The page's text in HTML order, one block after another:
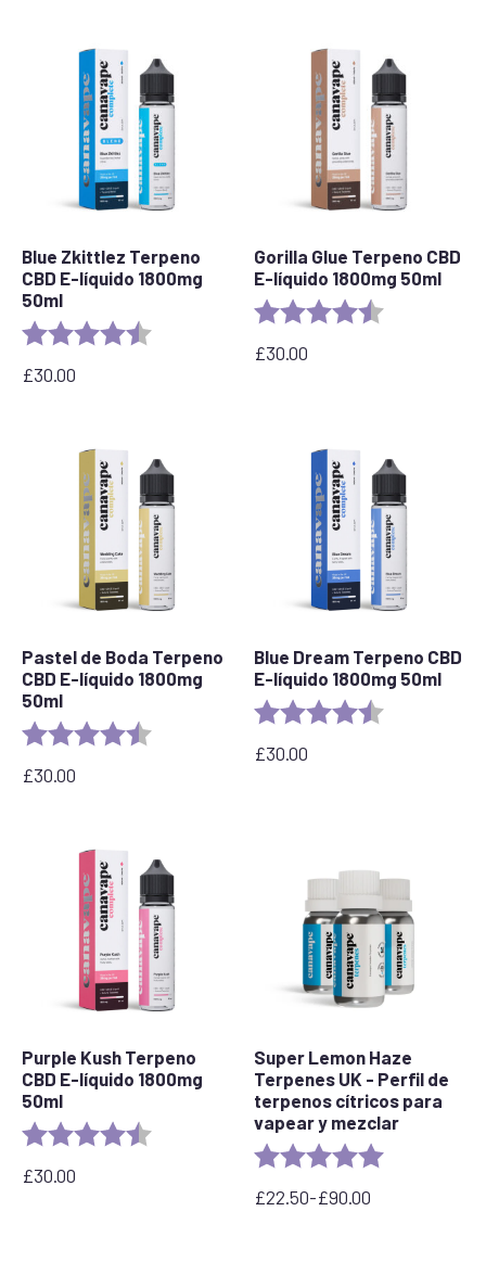
Blue Zkittlez Terpeno
CBD E-líquido 1800mg
50ml
Valoración:
£30.00
Gorilla Glue Terpeno CBD
E-líquido 1800mg 50ml
Valoración:
£30.00
Pastel de Boda Terpeno
CBD E-líquido 1800mg
50ml
Valoración:
£30.00
Blue Dream Terpeno CBD
E-líquido 1800mg 50ml
Valoración:
£30.00
Purple Kush Terpeno
CBD E-líquido 1800mg
50ml
Valoración: 4,6 de 5 estrellas
£30.00
Super Lemon Haze
Terpenes UK - Perfil de
terpenos cítricos para
vapear y mezclar
Valoración:
£22.50-£90.00
Rango